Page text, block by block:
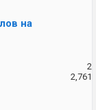
на
2
2,761